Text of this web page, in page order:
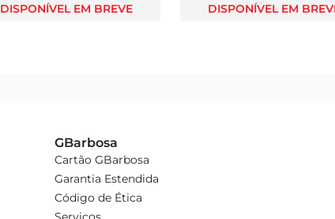
DISPONÍVEL EM BREVE DISPONÍVEL EM
GBarbosa
Cartão GBarbosa
Garantia Estendida
Código de Ética